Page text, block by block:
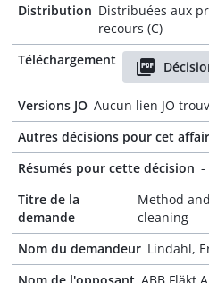
Distribution Distribuées aux
recours (C)
Téléchargement
Versions JO Aucun lien JO
Autres décisions pour cet
Résumés pour cette décision -
Titre de la
demande
Method
cleaning
Nom du demandeur Lindahl,